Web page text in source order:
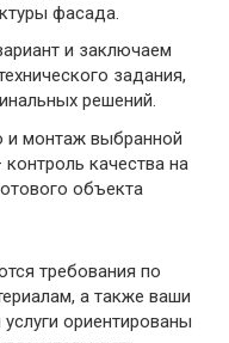
фасада.
и заключаем
задания,
решений.
и монтаж выбранной
качества на
объекта
требования по
а также ваши
ориентированы